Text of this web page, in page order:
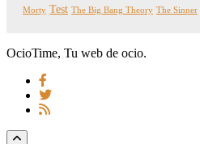
Morty Test The Big Bang Theory The Sinner
OcioTime, Tu web de ocio.